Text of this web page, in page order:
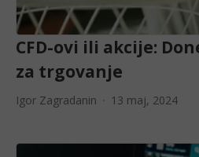
CFD-ovi ili akcije:
za trgovanje
Igor Zagradanin 13 maj, 2024